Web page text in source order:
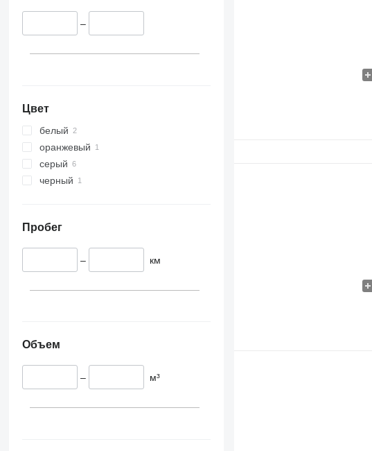
–
Цвет
белый
оранжевый
серый
черный
Пробег
– км
Объем
– м³